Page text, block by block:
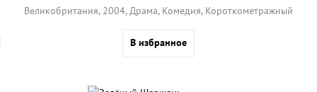
Великобритания, 2004, Драма, Комедия, Короткометражный
В избранное